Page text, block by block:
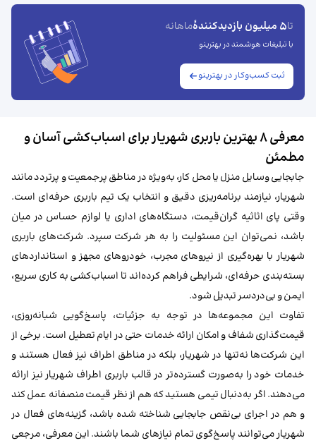
تا5 میلیون بازدیدکنندهٔ ماهانه
با تبلیغات هوشمند در بهترینو
ثبت کسب‌وکار در بهترینو
معرفی ۸ بهترین باربری شهریار برای اسباب‌کشی آسان و
مطمئن
جابجایی وسایل منزل یا محل کار، به‌ویژه در مناطق پرجمعیت و پرتردد مانند
شهریار، نیازمند برنامه‌ریزی دقیق و انتخاب یک تیم باربری حرفه‌ای است.
وقتی پای اثاثیه‌ گران‌قیمت، دستگاه‌های اداری یا لوازم حساس در میان
باشد، نمی‌توان این مسئولیت را به هر شرکت سپرد. شرکت‌های باربری
شهریار با بهره‌گیری از نیروهای مجرب، خودروهای مجهز و استانداردهای
بسته‌بندی حرفه‌ای، شرایطی فراهم کرده‌اند تا اسباب‌کشی به کاری سریع،
ایمن و بی‌دردسر تبدیل شود.
تفاوت این مجموعه‌ها در توجه به جزئیات، پاسخ‌گویی شبانه‌روزی،
قیمت‌گذاری شفاف و امکان ارائه خدمات حتی در ایام تعطیل است. برخی از
این شرکت‌ها نه‌تنها در شهریار، بلکه در مناطق اطراف نیز فعال هستند و
خدمات خود را به‌صورت گسترده‌تر در قالب باربری اطراف شهریار نیز ارائه
می‌دهند. اگر به‌دنبال تیمی هستید که هم از نظر قیمت منصفانه عمل کند
و هم در اجرای بی‌نقص جابجایی شناخته شده باشد، گزینه‌های فعال در
شهریار می‌توانند پاسخ‌گوی تمام نیازهای شما باشند. این معرفی، مرجعی